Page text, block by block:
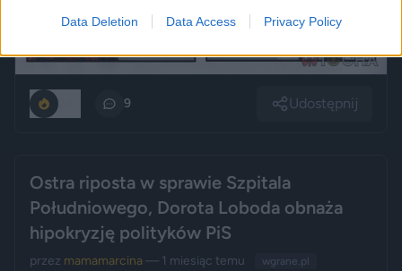
Data Deletion Data Access Privacy Policy
9 Udostępnij
Ostra riposta w sprawie Szpitala
Południowego, Dorota Loboda obnaża
hipokryzję polityków PiS
przez mamamarcina — 1 miesiąc temu wgrane.pl